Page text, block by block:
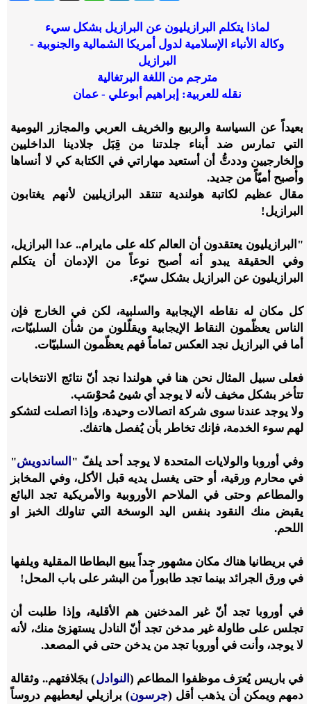
لماذا يتكلم البرازيليون عن البرازيل بشكل سيء
وكالة الأنباء الإسلامية لدول أمريكا الشمالية والجنوبية -
البرازيل
مترجم من اللغة البرتغالية
نقله للعربية: إبراهيم أبوعلي - عمان
بعيداً عن السياسة والربيع والخريف العربي والمجازر اليومية
التي تمارس ضد أبناء جلدتنا من قِبَل جلادينا الداخليين
والخارجيين وددتُّ أن أستعيد مهاراتي في الكتابة كي لا أنساها
وأُصبح أميّاً من جديد.
مقال عظيم لكاتبة هولندية تنتقد البرازيليين لأنهم يغتابون
البرازيل!
"البرازيليون يعتقدون أن العالم كله على مايرام.. عدا البرازيل،
وفي الحقيقة يبدو أنه أصبح نوعاً من الإدمان أن يتكلم
البرازيليون عن البرازيل بشكل سيّء.
كل مكان له نقاطه الإيجابية والسلبية، لكن في الخارج فإن
الناس يعظّمون النقاط الإيجابية ويقلّلون من شأن السلبيّات،
أما في البرازيل نجد العكس تماماً فهم يعظّمون السلبيّات.
فعلى سبيل المثال نحن هنا في هولندا نجد أنّ نتائج الانتخابات
تتأخر بشكل مخيف لأنه لا يوجد أي شيئ مُحوْسَب.
ولا يوجد عندنا سوى شركة اتصالات وحيدة، وإذا اتصلت لتشكو
لهم سوء الخدمة، فإنك تخاطر بأن يُفصل هاتفك.
وفي أوروبا والولايات المتحدة لا يوجد أحد يلفّ " الساندويش"
في محارم ورقية، أو حتى يغسل يديه قبل الأكل، وفي المخابز
والمطاعم وحتى في الملاحم الأوروبية والأمريكية تجد البائع
يقبض منك النقود بنفس اليد الوسخة التي تناولك الخبز او
اللحم.
في بريطانيا هناك مكان مشهور جداً يبيع البطاطا المقلية ويلفها
في ورق الجرائد بينما تجد طابوراً من البشر على باب المحل!
في أوروبا تجد أنّ غير المدخنين هم الأقلية، وإذا طلبت أن
تجلس على طاولة غير مدخن تجد أنّ النادل يستهزئ منك، لأنه
لا يوجد، وأنت في أوروبا تجد من يدخن حتى في المصعد.
في باريس يُعرَف موظفوا المطاعم ( النوادل) بجَلافتهم.. وثقالة
دمهم ويمكن أن يذهب أقل (جرسون) برازيلي ليعطيهم دروساً